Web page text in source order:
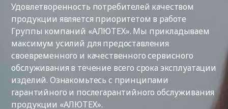
Удовлетворенность потребителей качеством
продукции является приоритетом в работе
Группы компаний «АЛЮТЕХ». Мы прикладываем
максимум усилий для предоставления
своевременного и качественного сервисного
обслуживания в течение всего срока эксплуатации
изделий. Ознакомьтесь с принципами
гарантийного и послегарантийного обслуживания
продукции «АЛЮТЕХ».